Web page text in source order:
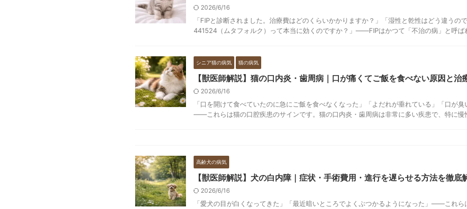
2026/6/16
「FIPと診断されました。治療費はどのくらいかかりますか？」「湿性と乾性はどう違うの
441524（ムタフォルク）って本当に効くのですか？」——FIPはかつて「不治の病」と呼ば
シニア猫の病気 猫の病気
【獣医師解説】猫の口内炎・歯周病｜口が痛くてご飯を食べない原因と治
2026/6/16
「口を開けて食べていたのに急にご飯を食べなくなった」「よだれが垂れている」「口が臭
——これらは猫の口腔疾患のサインです。猫の口内炎・歯周病は非常に多い疾患で、特に慢
高齢犬の病気
【獣医師解説】犬の白内障｜症状・手術費用・進行を遅らせる方法を徹底
2026/6/16
「愛犬の目が白くなってきた」「最近暗いところでよくぶつかるようになった」——これら